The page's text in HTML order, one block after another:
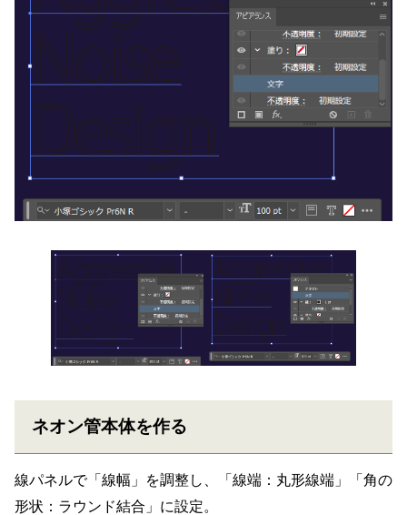
ネオン管本体を作る
線パネルで「線幅」を調整し、「線端：丸形線端」「角の
形状：ラウンド結合」に設定。